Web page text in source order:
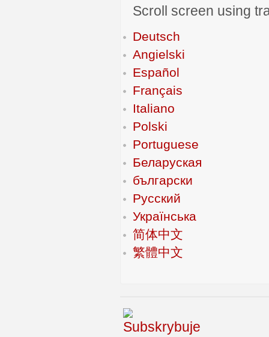
Scroll screen using
Deutsch
Angielski
Español
Français
Italiano
Polski
Portuguese
Беларуская
български
Русский
Українська
简体中文
繁體中文